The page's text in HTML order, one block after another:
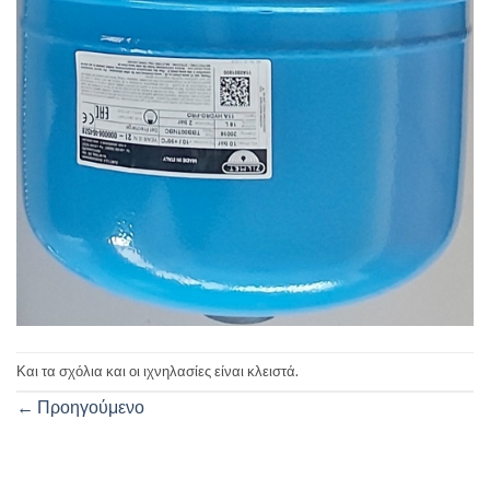
Και τα σχόλια και οι ιχνηλασίες είναι κλειστά.
← Προηγούμενο